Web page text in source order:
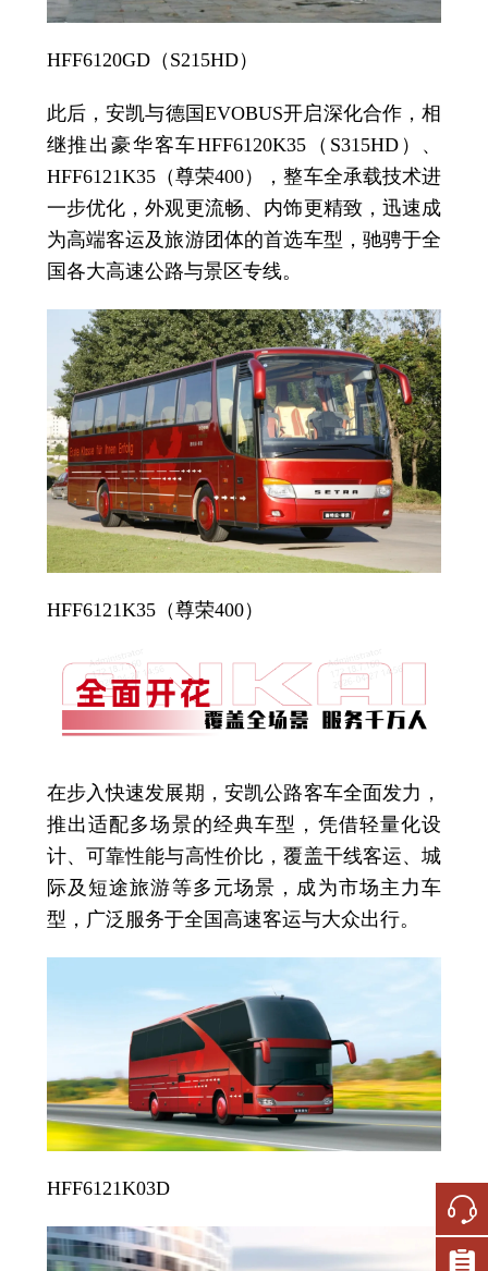
HFF6120GD（S215HD）
此后，安凯与德国EVOBUS开启深化合作，相
继推出豪华客车HFF6120K35（S315HD）、
HFF6121K35（尊荣400），整车全承载技术进
一步优化，外观更流畅、内饰更精致，迅速成
为高端客运及旅游团体的首选车型，驰骋于全
国各大高速公路与景区专线。
HFF6121K35（尊荣400）
在步入快速发展期，安凯公路客车全面发力，
推出适配多场景的经典车型，凭借轻量化设
计、可靠性能与高性价比，覆盖干线客运、城
际及短途旅游等多元场景，成为市场主力车
型，广泛服务于全国高速客运与大众出行。
HFF6121K03D